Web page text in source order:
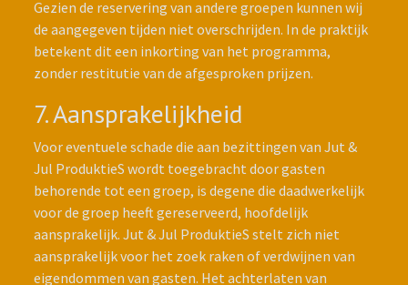
Gezien de reservering van andere groepen kunnen wij
de aangegeven tijden niet overschrijden. In de praktijk
betekent dit een inkorting van het programma,
zonder restitutie van de afgesproken prijzen.
7. Aansprakelijkheid
Voor eventuele schade die aan bezittingen van Jut &
Jul ProduktieS wordt toegebracht door gasten
behorende tot een groep, is degene die daadwerkelijk
voor de groep heeft gereserveerd, hoofdelijk
aansprakelijk. Jut & Jul ProduktieS stelt zich niet
aansprakelijk voor het zoek raken of verdwijnen van
eigendommen van gasten. Het achterlaten van